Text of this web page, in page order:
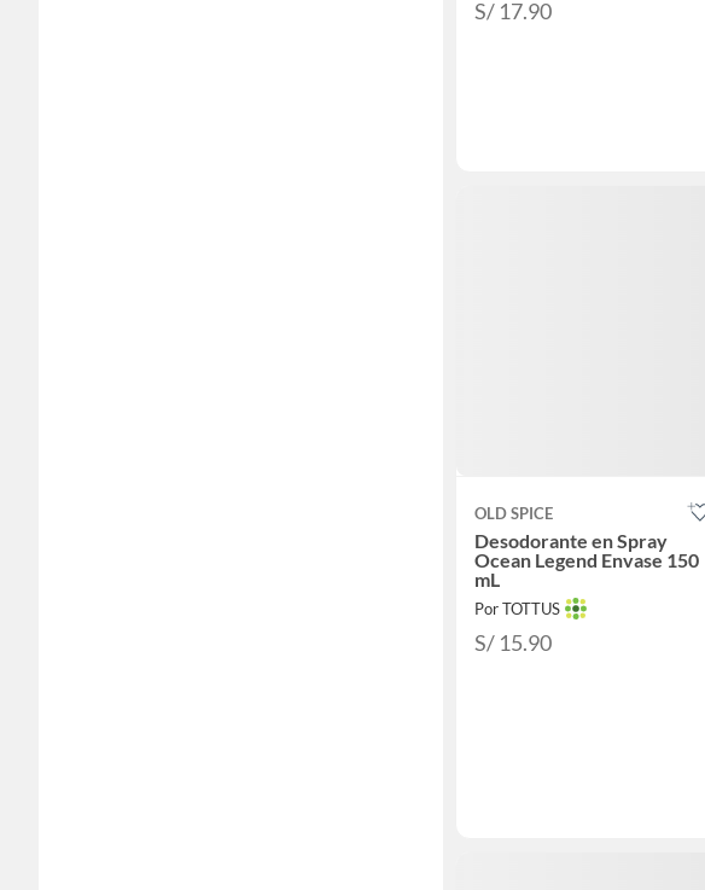
S/ 17.90
OLD SPICE
Desodorante en Spray
Ocean Legend Envase 150
mL
Por TOTTUS
S/ 15.90